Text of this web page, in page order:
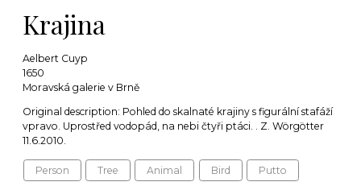
Krajina
Aelbert Cuyp
1650
Moravská galerie v Brně
Original description: Pohled do skalnaté krajiny s figurální stafáží
vpravo. Uprostřed vodopád, na nebi čtyři ptáci. . Z. Wörgötter
11.6.2010.
Person Tree Animal Bird Putto